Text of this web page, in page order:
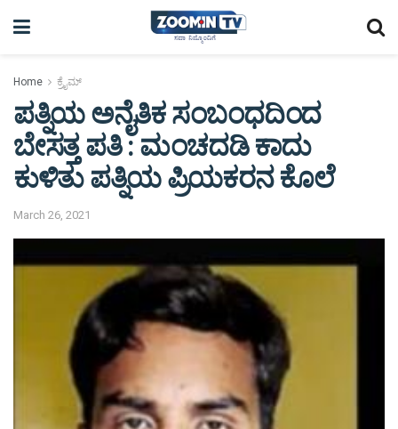
Home ಕ್ರೈಮ್
ಪತ್ನಿಯ ಅನೈತಿಕ ಸಂಬಂಧದಿಂದ
ಬೇಸತ್ತ ಪತಿ : ಮಂಚದಡಿ ಕಾದು
ಕುಳಿತು ಪತ್ನಿಯ ಪ್ರಿಯಕರನ ಕೊಲೆ
March 26, 2021